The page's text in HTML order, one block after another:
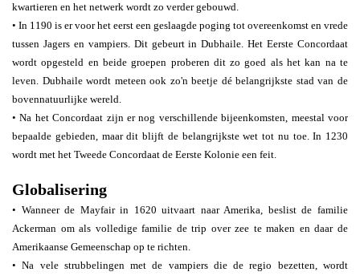
kwartieren en het netwerk wordt zo verder gebouwd.
• In 1190 is er voor het eerst een geslaagde poging tot overeenkomst en vrede
tussen Jagers en vampiers. Dit gebeurt in Dubhaile. Het Eerste Concordaat
wordt opgesteld en beide groepen proberen dit zo goed als het kan na te
leven. Dubhaile wordt meteen ook zo'n beetje dé belangrijkste stad van de
bovennatuurlijke wereld.
• Na het Concordaat zijn er nog verschillende bijeenkomsten, meestal voor
bepaalde gebieden, maar dit blijft de belangrijkste wet tot nu toe. In 1230
wordt met het Tweede Concordaat de Eerste Kolonie een feit.
Globalisering
• Wanneer de Mayfair in 1620 uitvaart naar Amerika, beslist de familie
Ackerman om als volledige familie de trip over zee te maken en daar de
Amerikaanse Gemeenschap op te richten.
• Na vele strubbelingen met de vampiers die de regio bezetten, wordt